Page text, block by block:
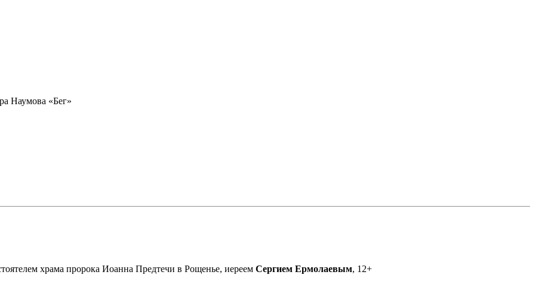
Наумова «Бег»
храма пророка Иоанна Предтечи в Рощенье, иереем Сергием Ермолаевым, 12+